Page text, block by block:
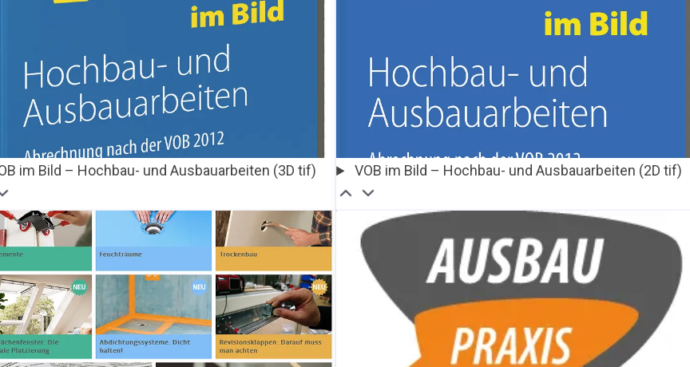
im Bild – Hochbau- und Ausbauarbeiten (3D tif) VOB im Bild – Hochbau- und Ausbauarbeiten (2D tif)